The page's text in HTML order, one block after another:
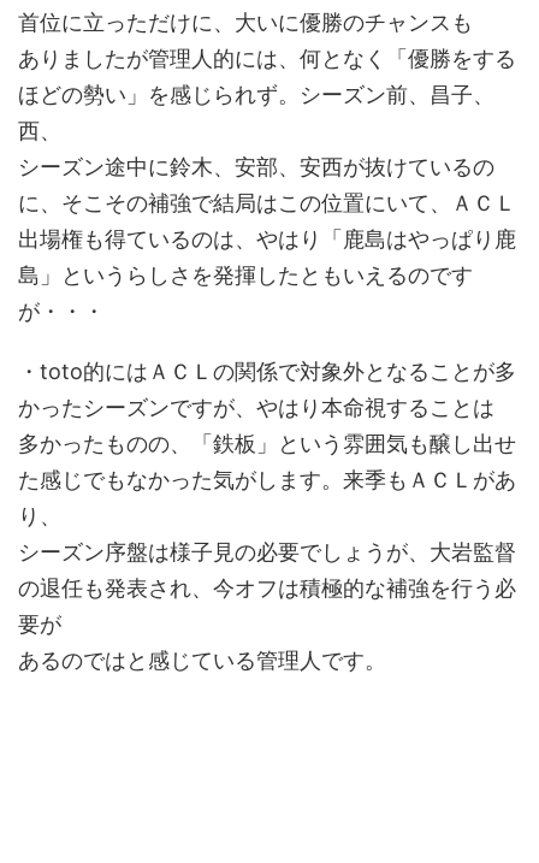
首位に立っただけに、大いに優勝のチャンスも
ありましたが管理人的には、何となく「優勝をする
ほどの勢い」を感じられず。シーズン前、昌子、
西、
シーズン途中に鈴木、安部、安西が抜けているの
に、そこその補強で結局はこの位置にいて、ＡＣＬ
出場権も得ているのは、やはり「鹿島はやっぱり鹿
島」というらしさを発揮したともいえるのです
が・・・
・toto的にはＡＣＬの関係で対象外となることが多
かったシーズンですが、やはり本命視することは
多かったものの、「鉄板」という雰囲気も醸し出せ
た感じでもなかった気がします。来季もＡＣＬがあ
り、
シーズン序盤は様子見の必要でしょうが、大岩監督
の退任も発表され、今オフは積極的な補強を行う必
要が
あるのではと感じている管理人です。